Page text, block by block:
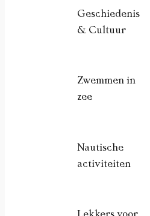
Geschiedenis
& Cultuur
Zwemmen in
zee
Nautische
activiteiten